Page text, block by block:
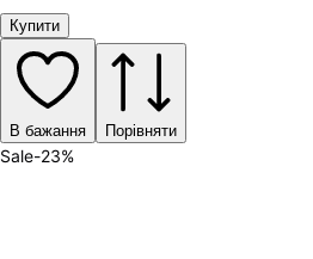
Купити
В бажання Порівняти
Sale-23%